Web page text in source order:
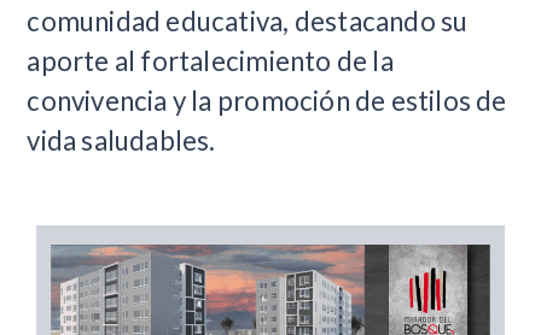
comunidad educativa, destacando su
aporte al fortalecimiento de la
convivencia y la promoción de estilos de
vida saludables.